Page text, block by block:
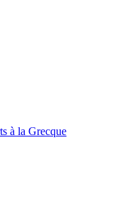
à la Grecque